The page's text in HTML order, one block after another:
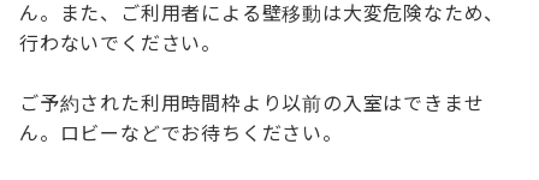
ん。また、ご利用者による壁移動は大変危険なため、
行わないでください。
ご予約された利用時間枠より以前の入室はできませ
ん。ロビーなどでお待ちください。